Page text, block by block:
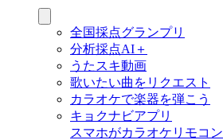
全国採点グランプリ
分析採点AI＋
うたスキ動画
歌いたい曲をリクエスト
カラオケで楽器を弾こう
キョクナビアプリ
スマホがカラオケリモコン